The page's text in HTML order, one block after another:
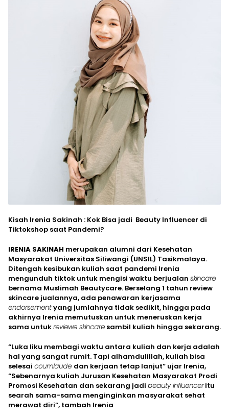
Kisah Irenia Sakinah : Kok Bisa jadi Beauty Influencer di
Tiktokshop saat Pandemi?
IRENIA SAKINAH merupakan alumni dari Kesehatan
Masyarakat Universitas Siliwangi (UNSIL) Tasikmalaya.
Ditengah kesibukan kuliah saat pandemi Irenia
mengunduh tiktok untuk mengisi waktu berjualan skincare
bernama Muslimah Beautycare. Berselang 1 tahun review
skincare jualannya, ada penawaran kerjasama
endorsementyang jumlahnya tidak sedikit, hingga pada
akhirnya Irenia memutuskan untuk meneruskan kerja
sama untukreviewe skincare sambil kuliah hingga sekarang.
“Luka liku membagi waktu antara kuliah dan kerja adalah
hal yang sangat rumit. Tapi alhamdulillah, kuliah bisa
selesai coumlaude dan kerjaan tetap lanjut” ujar Irenia,
“Sebenarnya kuliah Jurusan Kesehatan Masyarakat Prodi
Promosi Kesehatan dan sekarang jadi beauty influenceritu
searah sama-sama menginginkan masyarakat sehat
merawat diri”, tambah Irenia